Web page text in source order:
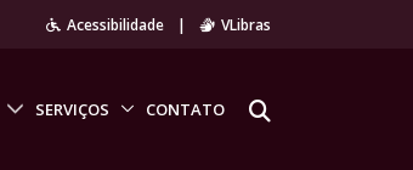
Acessibilidade | VLibras
SERVIÇOS CONTATO